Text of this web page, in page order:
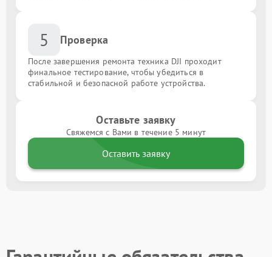
5 Проверка
После завершения ремонта техника DJI проходит
финальное тестирование, чтобы убедиться в
стабильной и безопасной работе устройства.
Оставьте заявку
Свяжемся с Вами в течение 5 минут
Оставить заявку